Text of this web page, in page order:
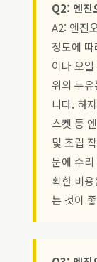
Q2: 엔진
A2: 엔진
정도에
이나 오
위의 누
니다. 하
스켓 등
및 조립
문에 수
확한 비
는 것이